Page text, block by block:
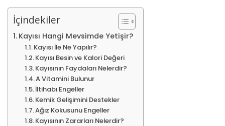
İçindekiler
Kayısı Hangi Mevsimde Yetişir?
Kayısı İle Ne Yapılır?
Kayısı Besin ve Kalori Değeri
Kayısının Faydaları Nelerdir?
A Vitamini Bulunur
İltihabı Engeller
Kemik Gelişimini Destekler
Ağız Kokusunu Engeller
Kayısının Zararları Nelerdir?